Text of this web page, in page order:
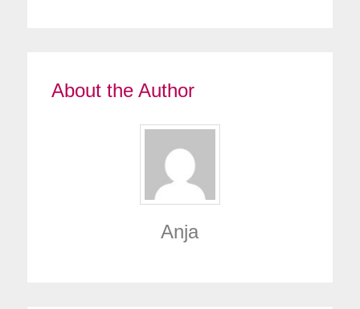
About the Author
Anja